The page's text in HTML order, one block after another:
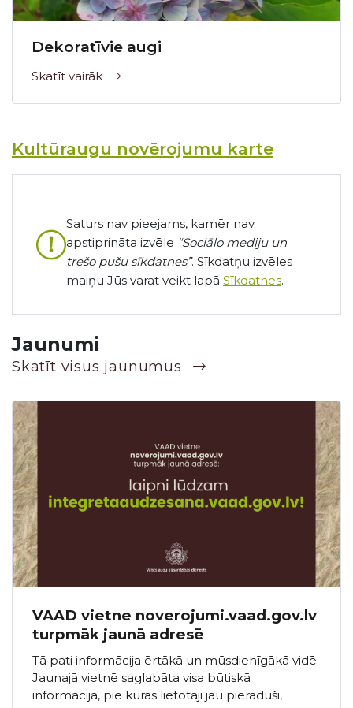
Dekoratīvie augi
Skatīt vairāk
Kultūraugu novērojumu karte
Saturs nav pieejams, kamēr nav
apstiprināta izvēle “Sociālo mediju un
trešo pušu sīkdatnes”. Sīkdatņu izvēles
maiņu Jūs varat veikt lapā Sīkdatnes.
Jaunumi
Skatīt visus jaunumus
VAAD vietne noverojumi.vaad.gov.lv
turpmāk jaunā adresē
Tā pati informācija ērtākā un mūsdienīgākā vidē
Jaunajā vietnē saglabāta visa būtiskā
informācija, pie kuras lietotāji jau pieraduši,